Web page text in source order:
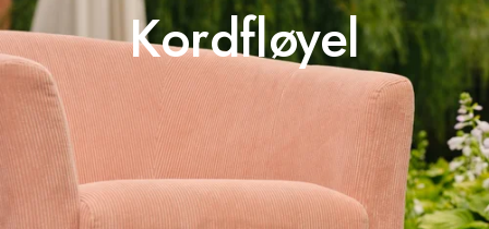
Kordfløyel